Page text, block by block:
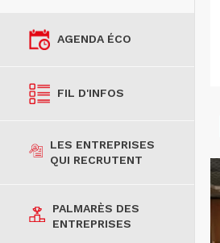
AGENDA ÉCO
FIL D'INFOS
LES ENTREPRISES
QUI RECRUTENT
PALMARÈS DES
ENTREPRISES